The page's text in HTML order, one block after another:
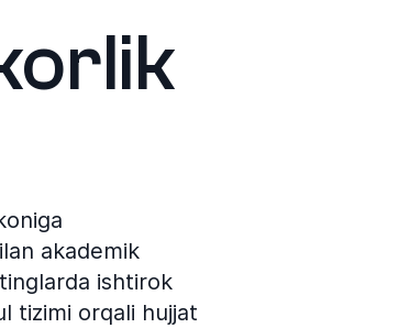
akademik
ishtirok
tizimi orqali hujjat